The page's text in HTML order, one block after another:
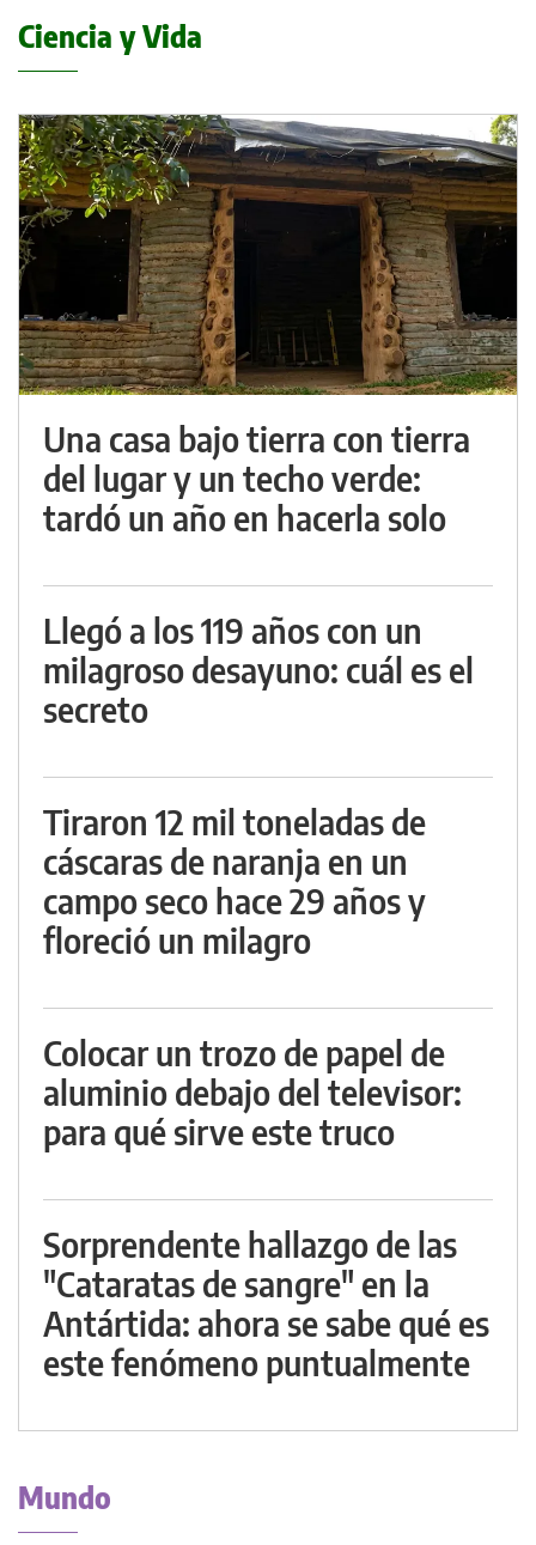
Ciencia y Vida
Una casa bajo tierra con tierra
del lugar y un techo verde:
tardó un año en hacerla solo
Llegó a los 119 años con un
milagroso desayuno: cuál es el
secreto
Tiraron 12 mil toneladas de
cáscaras de naranja en un
campo seco hace 29 años y
floreció un milagro
Colocar un trozo de papel de
aluminio debajo del televisor:
para qué sirve este truco
Sorprendente hallazgo de las
"Cataratas de sangre" en la
Antártida: ahora se sabe qué es
este fenómeno puntualmente
Mundo